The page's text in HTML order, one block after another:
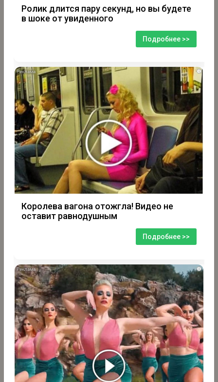
Ролик длится пару секунд, но вы будете
в шоке от увиденного
Подробнее >>
i
Королева вагона отожгла! Видео не
оставит равнодушным
Подробнее >>
i